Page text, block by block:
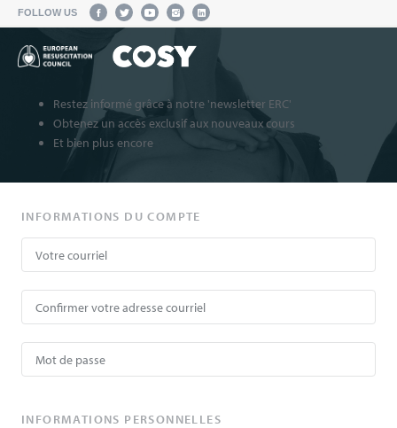
FOLLOW US
Restez informé grâce à notre 'newsletter ERC'
Obtenez un accès exclusif aux nouveaux cours
Et bien plus encore
INFORMATIONS DU COMPTE
INFORMATIONS PERSONNELLES